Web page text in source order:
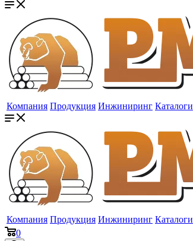
Компания Продукция Инжиниринг Каталоги
Компания Продукция Инжиниринг Каталоги
0